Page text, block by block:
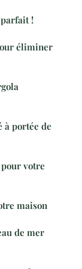
!
éliminer
à portée de
votre
maison
de mer